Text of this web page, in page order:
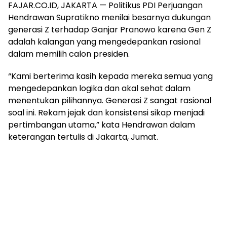
FAJAR.CO.ID, JAKARTA — Politikus PDI Perjuangan
Hendrawan Supratikno menilai besarnya dukungan
generasi Z terhadap Ganjar Pranowo karena Gen Z
adalah kalangan yang mengedepankan rasional
dalam memilih calon presiden.
“Kami berterima kasih kepada mereka semua yang
mengedepankan logika dan akal sehat dalam
menentukan pilihannya. Generasi Z sangat rasional
soal ini. Rekam jejak dan konsistensi sikap menjadi
pertimbangan utama,” kata Hendrawan dalam
keterangan tertulis di Jakarta, Jumat.